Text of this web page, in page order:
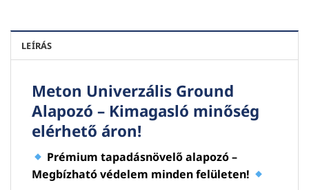
LEÍRÁS
Meton Univerzális Ground
Alapozó – Kimagasló minőség
elérhető áron!
Prémium tapadásnövelő alapozó –
Megbízható védelem minden felületen!